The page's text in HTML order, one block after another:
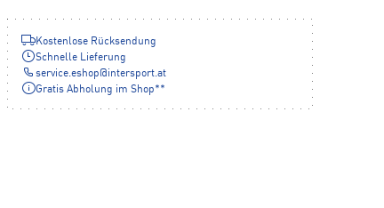
Kostenlose Rücksendung
Schnelle Lieferung
service.eshop@intersport.at
Gratis Abholung im Shop**